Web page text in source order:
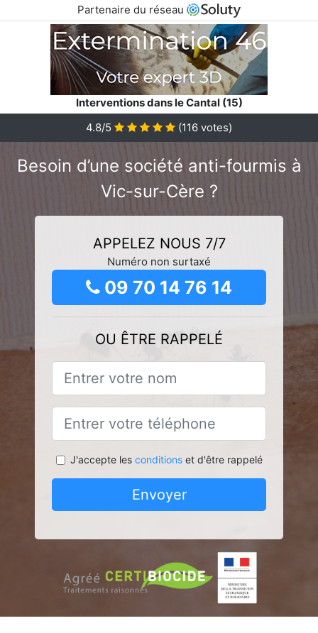
Partenaire du réseau
Interventions dans le Cantal (15)
4.8/5
(116 votes)
Besoin d’une société anti-fourmis à
Vic-sur-Cère ?
APPELEZ NOUS 7/7
Numéro non surtaxé
09 70 14 76 14
OU ÊTRE RAPPELÉ
J'accepte les conditionset d'être rappelé
Envoyer